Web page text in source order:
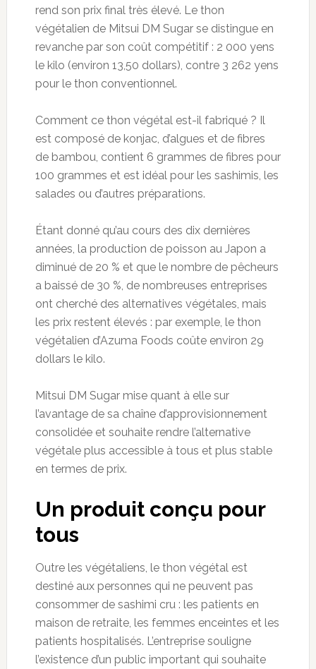
rend son prix final très élevé. Le thon
végétalien de Mitsui DM Sugar se distingue en
revanche par son coût compétitif : 2 000 yens
le kilo (environ 13,50 dollars), contre 3 262 yens
pour le thon conventionnel.
Comment ce thon végétal est-il fabriqué ? Il
est composé de konjac, d’algues et de fibres
de bambou, contient 6 grammes de fibres pour
100 grammes et est idéal pour les sashimis, les
salades ou d’autres préparations.
Étant donné qu’au cours des dix dernières
années, la production de poisson au Japon a
diminué de 20 % et que le nombre de pêcheurs
a baissé de 30 %, de nombreuses entreprises
ont cherché des alternatives végétales, mais
les prix restent élevés : par exemple, le thon
végétalien d’Azuma Foods coûte environ 29
dollars le kilo.
Mitsui DM Sugar mise quant à elle sur
l’avantage de sa chaîne d’approvisionnement
consolidée et souhaite rendre l’alternative
végétale plus accessible à tous et plus stable
en termes de prix.
Un produit conçu pour
tous
Outre les végétaliens, le thon végétal est
destiné aux personnes qui ne peuvent pas
consommer de sashimi cru : les patients en
maison de retraite, les femmes enceintes et les
patients hospitalisés. L’entreprise souligne
l’existence d’un public important qui souhaite